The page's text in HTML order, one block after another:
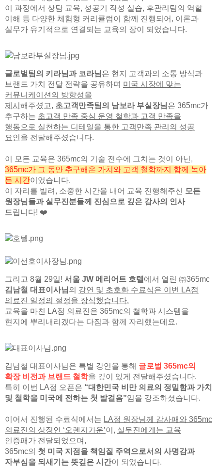
이 과정에서 상담 교육, 성공기 작성 실습, 후관리팀의 역할
이해 등 다양한 체험형 커리큘럼이 함께 진행되어, 이론과
실무가 유기적으로 연결되는 교육의 장이 되었습니다.
글로벌팀의 키라님과 코라님 은 현지 고객과의 소통 방식과
브랜드 가치 전달 전략을 공유하며 미국 시장에 맞는
커뮤니케이션의 방향성을
제시 해주셨고, 초고객만족팀의 남보라 부실장님 은 365mc가
추구하는 초고객 만족 중심 운영 철학과 고객 만족을
행동으로 실천하는 디테일을 통한 고객만족 관리의 성공
요인 을 전달해주셨습니다.
이 모든 교육은 365mc의 기술 전수에 그치는 것이 아닌,
365mc가 그 동안 추구해온 가치와 고객 철학까지 함께 녹아
든 시간이었습니다.
이 자리를 빌려, 소중한 시간을 내어 교육 진행해주신
모든
원장님들과 실무진분들께 진심으로 깊은 감사의 인사
드립니다! ❤️
그리고 8월 29일! 서울 JW 메리어트 호텔 에서 열린 ㈜365mc
김남철 대표이사님 의 강연 및 초호화 수료식은 이번 LA점
의료진 일정의 절정을 장식했습니다.
교육을 마친 LA점 의료진은 365mc의 철학과 시스템을
현지에 뿌리내리겠다는 다짐과 함께 자리했는데요.
김남철 대표이사님은 특별 강연을 통해 글로벌 365mc의
확장 비전과 브랜드 철학을 깊이 있게 전달해주셨습니다.
특히 이번 LA점 오픈은 “대한민국 비만 의료의 정밀함과 가치
및 철학을 미국에 전하는 첫 발걸음”임을 강조하셨습니다.
이어서 진행된 수료식에서는 LA점 원장님께 감사패와 365mc
의료진의 상징인 ‘오렌지가운’이, 실무진에게는 교육
인증패 가 전달되었으며,
365mc의 첫 미국 지점을 책임질 주역으로서의 사명감과
자부심을 되새기는 뜻깊은 시간이 되었습니다.